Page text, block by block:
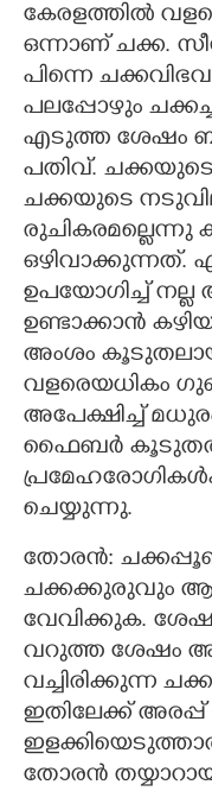
CARTOONS
LITERATURE
CONTACT US
കേരളത്തിൽ
ഒന്നാണ് ചക്ക.
പിന്നെ
പലപ്പോഴും
എടുത്ത ശേഷം
പതിവ്.
ചക്കയുടെ
ഒഴിവാക്കുന്നത്.
ഉപയോഗിച്ച്
ഉണ്ടാക്കാൻ
അംശം
വളരെയധികം
അപേക്ഷിച്ച്
ഫൈബർ കൂടുതൽ
ചെയ്യുന്നു.
തോരൻ:
ചക്കക്കുരുവും
വേവിക്കുക.
വറുത്ത ശേഷം
വച്ചിരിക്കുന്ന
ഇതിലേക്ക്
തോരൻ